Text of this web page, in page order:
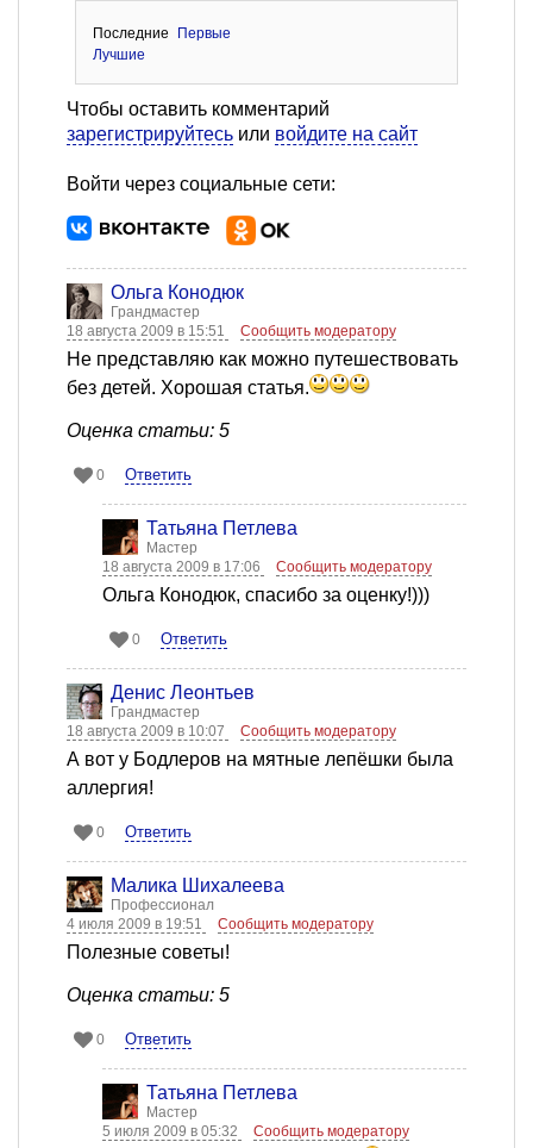
Последние
Первые
Лучшие
Чтобы оставить комментарий
зарегистрируйтесь или войдите на сайт
Войти через социальные сети:
Ольга Конодюк
Грандмастер
18 августа 2009 в 15:51
Сообщить модератору
Не представляю как можно путешествовать
без детей. Хорошая статья.
Оценка статьи: 5
0 Ответить
Татьяна Петлева
Мастер
18 августа 2009 в 17:06
Сообщить модератору
Ольга Конодюк, cпасибо за оценку!)))
0 Ответить
Денис Леонтьев
Грандмастер
18 августа 2009 в 10:07
Сообщить модератору
А вот у Бодлеров на мятные лепёшки была
аллергия!
0 Ответить
Малика Шихалеева
Профессионал
4 июля 2009 в 19:51
Сообщить модератору
Полезные советы!
Оценка статьи: 5
0 Ответить
Татьяна Петлева
Мастер
5 июля 2009 в 05:32
Сообщить модератору